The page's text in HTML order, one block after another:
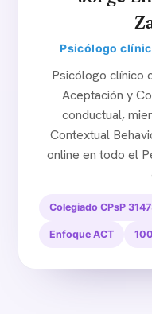
Psicólogo
Psicólogo clínico
Aceptación y
conductual,
Contextual
online en todo el
Colegiado CPsP
Enfoque ACT